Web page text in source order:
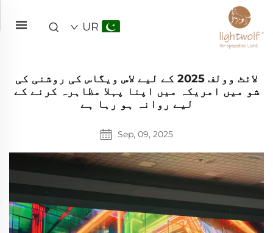
UR
لائٹ وولف 2025 کے لیے لاس ویگاس کی روشنی کی
شو میں امریکہ میں اپنا پہلا مظاہرہ کرنے کے
لیے روانہ ہو رہا ہے
Sep, 09, 2025